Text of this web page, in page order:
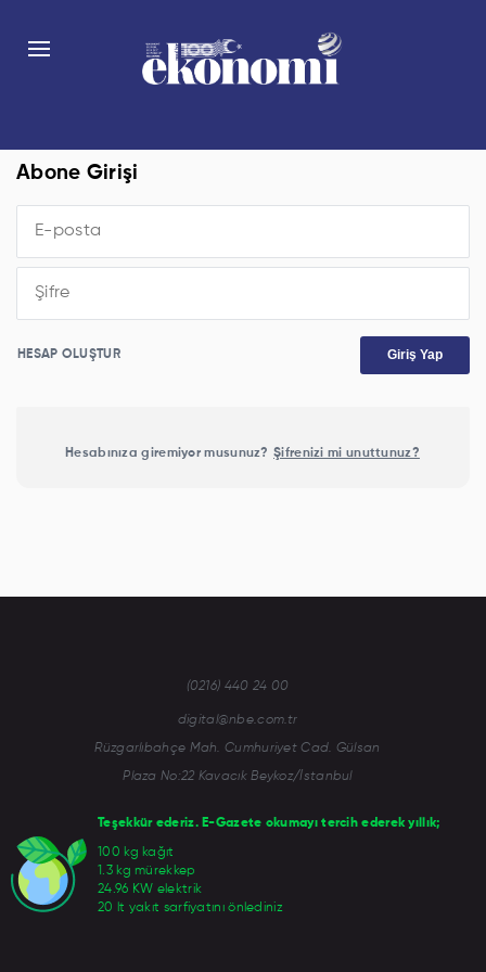
Abone Girişi
HESAP OLUŞTUR Giriş Yap
Hesabınıza giremiyor musunuz? Şifrenizi mi unuttunuz?
Teşekkür ederiz. E-Gazete okumayı tercih ederek yıllık;
100 kg kağıt
1.3 kg mürekkep
24.96 KW elektrik
20 lt yakıt sarfiyatını önlediniz
(0216) 440 24 00
digital@nbe.com.tr
Rüzgarlıbahçe Mah. Cumhuriyet Cad. Gülsan
Plaza No:22 Kavacık Beykoz/İstanbul